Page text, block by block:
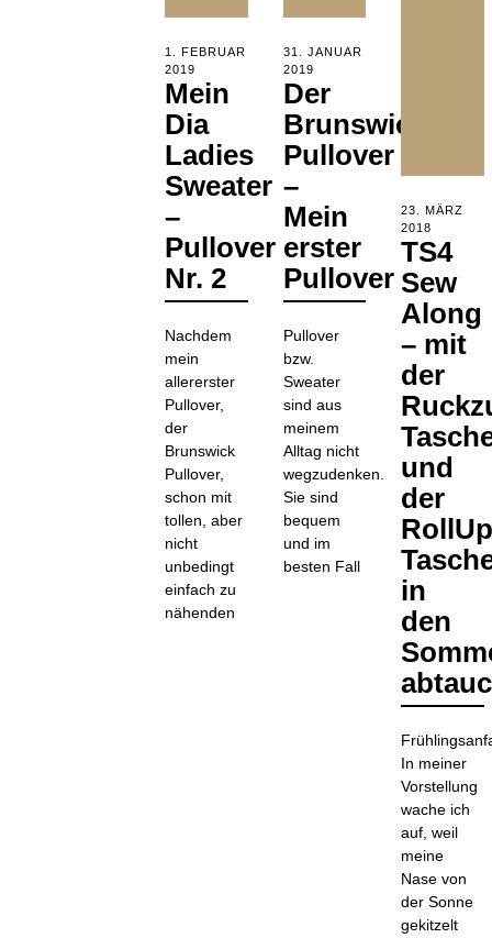
POSTED
ON
1. FEBRUAR
2019
MAI
2020
Mein
Dia
Ladies
Sweater
–
Pullover
Nr. 2
Nachdem
mein
allererster
Pullover,
der
Brunswick
Pullover,
schon mit
tollen, aber
nicht
unbedingt
einfach zu
nähenden
POSTED
ON
31. JANUAR
2019
JANUAR
2020
Der
Brunswick-
Pullover
–
Mein
erster
Pullover
Pullover
bzw.
Sweater
sind aus
meinem
Alltag nicht
wegzudenken.
Sie sind
bequem
und im
besten Fall
POSTED
ON
23. MÄRZ
2018
JULI
2018
TS4
Sew
Along
– mit
der
und
der
in
den
In meiner
Vorstellung
wache ich
auf, weil
meine
Nase von
der Sonne
gekitzelt